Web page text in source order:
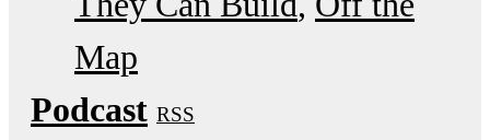
Map
Podcast RSS